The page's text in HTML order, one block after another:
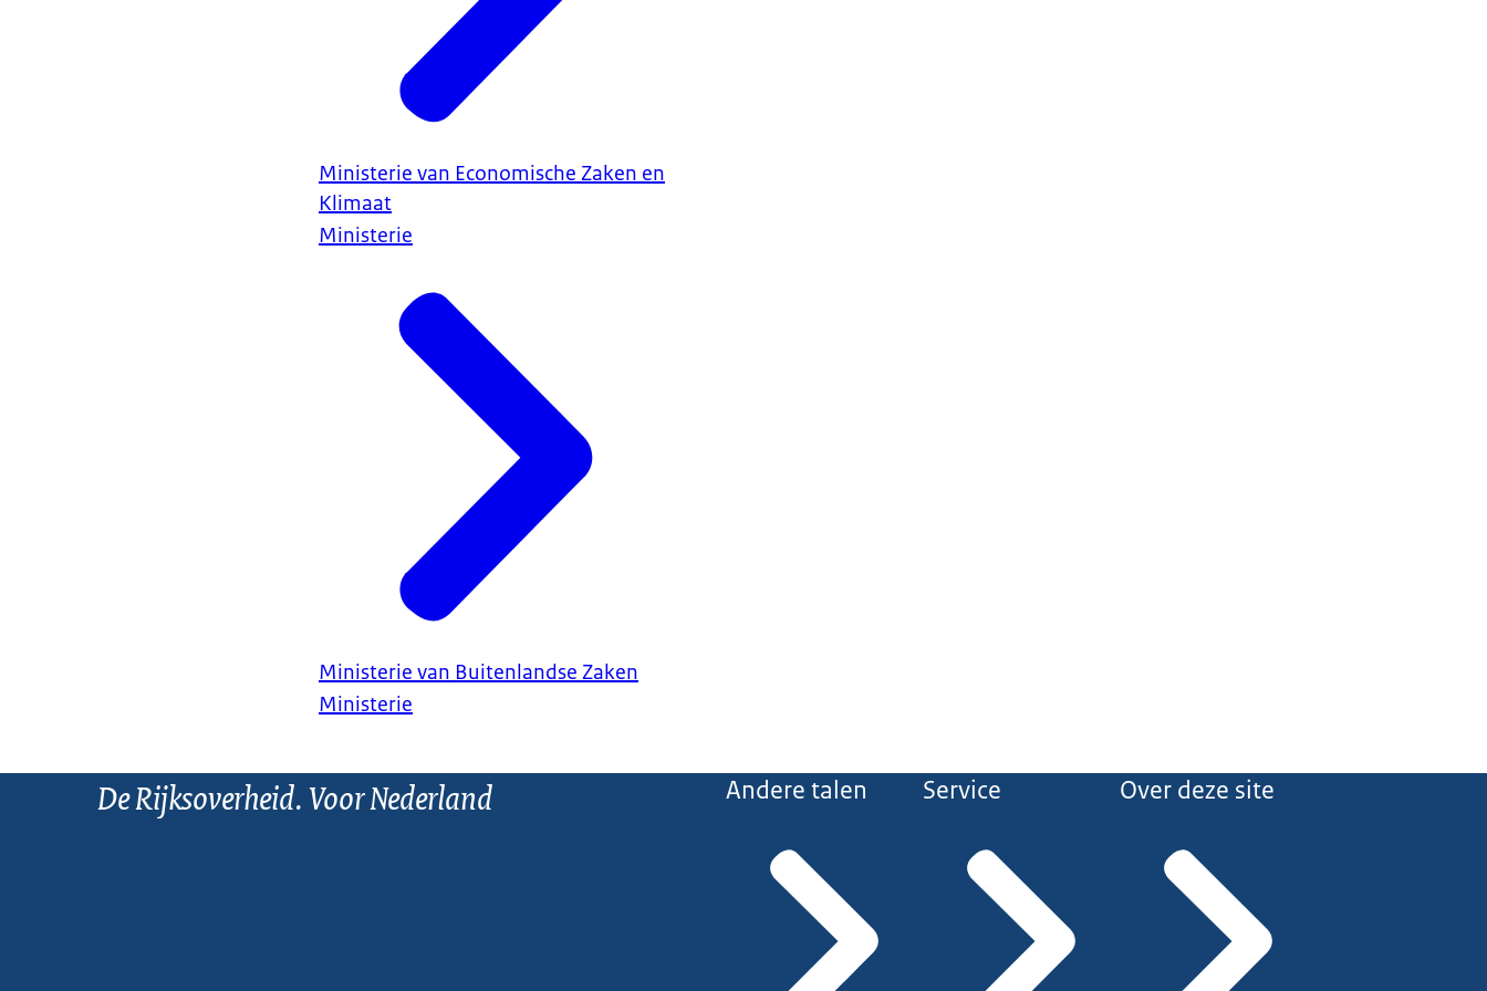
Ministerie van Economische Zaken en
Klimaat
Ministerie
Ministerie van Buitenlandse Zaken
Ministerie
De Rijksoverheid. Voor Nederland Andere talen Service Over deze site